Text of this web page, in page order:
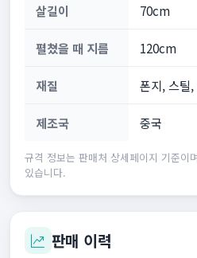
살길이 70cm
펼쳤을 때 지름 120cm
재질 폰지, 스틸
제조국 중국
규격 정보는 판매처 상세페이지 기준이
있습니다.
판매 이력